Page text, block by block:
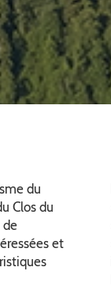
du
Clos du
de
et